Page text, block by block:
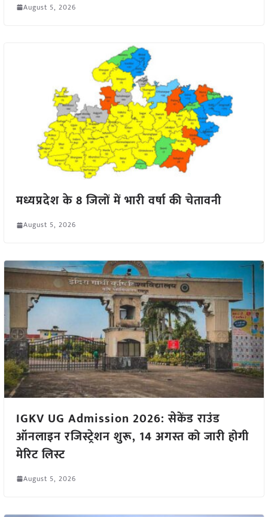
August 5, 2026
मध्यप्रदेश के 8 जिलों में भारी वर्षा की चेतावनी
August 5, 2026
IGKV UG Admission 2026: सेकेंड राउंड
ऑनलाइन रजिस्ट्रेशन शुरू, 14 अगस्त को जारी होगी
मेरिट लिस्ट
August 5, 2026